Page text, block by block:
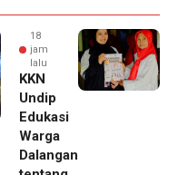
18
jam
lalu
KKN
Undip
Edukasi
Warga
Dalangan